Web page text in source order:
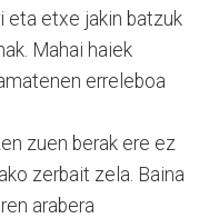
eta etxe jakin batzuk
Mahai haiek
erreleboa
zuen berak ere ez
zerbait zela. Baina
arabera